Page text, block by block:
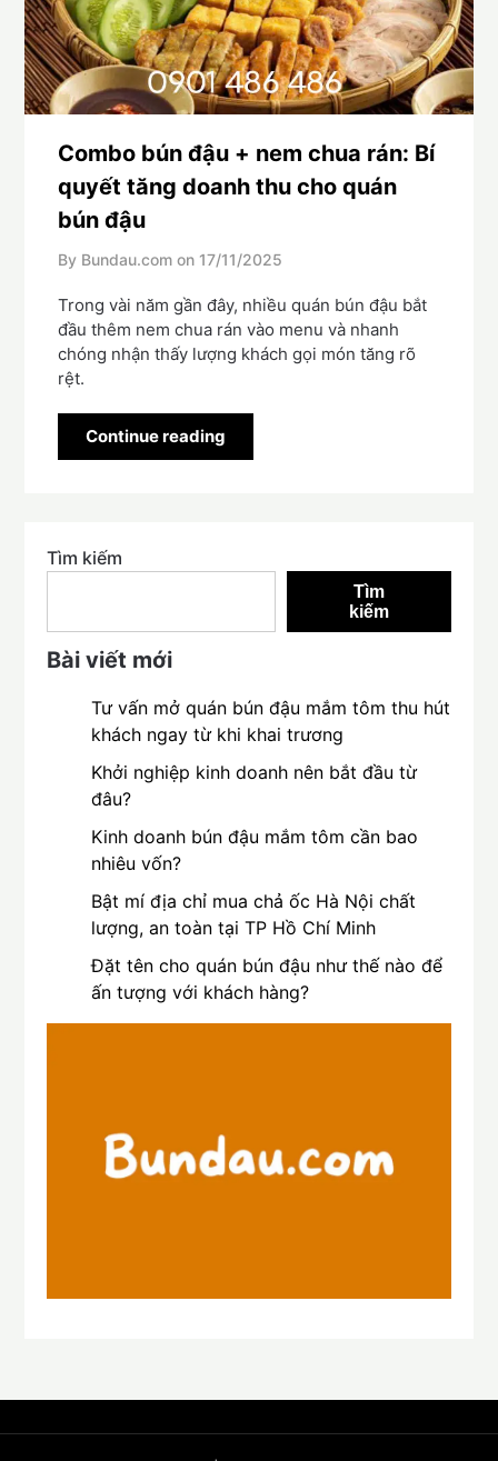
Combo bún đậu + nem chua rán: Bí
quyết tăng doanh thu cho quán
bún đậu
By Bundau.com on 17/11/2025
Trong vài năm gần đây, nhiều quán bún đậu bắt
đầu thêm nem chua rán vào menu và nhanh
chóng nhận thấy lượng khách gọi món tăng rõ
rệt.
Continue reading
Tìm kiếm
Tìm
kiếm
Bài viết mới
Tư vấn mở quán bún đậu mắm tôm thu hút
khách ngay từ khi khai trương
Khởi nghiệp kinh doanh nên bắt đầu từ
đâu?
Kinh doanh bún đậu mắm tôm cần bao
nhiêu vốn?
Bật mí địa chỉ mua chả ốc Hà Nội chất
lượng, an toàn tại TP Hồ Chí Minh
Đặt tên cho quán bún đậu như thế nào để
ấn tượng với khách hàng?